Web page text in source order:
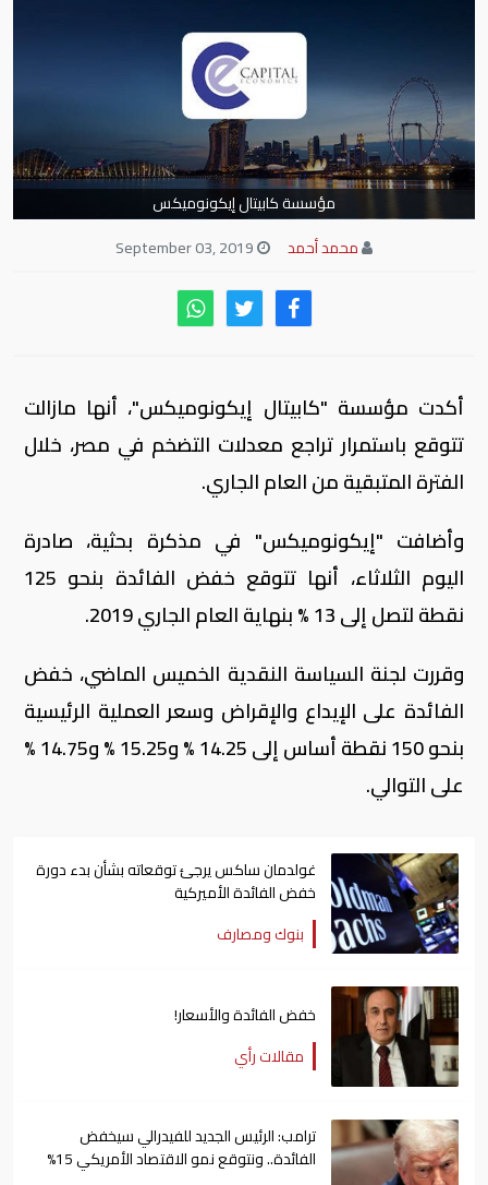
مؤسسة كابيتال إيكونوميكس
محمد أحمد
أكدت مؤسسة "كابيتال إيكونوميكس"، أنها مازالت
تتوقع باستمرار تراجع معدلات التضخم في مصر، خلال
الفترة المتبقية من العام الجاري.
وأضافت "إيكونوميكس" في مذكرة بحثية، صادرة
اليوم الثلاثاء، أنها تتوقع خفض الفائدة بنحو 125
نقطة لتصل إلى 13 % بنهاية العام الجاري 2019.
وقررت لجنة السياسة النقدية الخميس الماضي، خفض
الفائدة على الإيداع والإقراض وسعر العملية الرئيسية
بنحو 150 نقطة أساس إلى 14.25 % و15.25 % و14.75 %
على التوالي.
غولدمان ساكس يرجئ توقعاته بشأن بدء دورة
خفض الفائدة الأميركية
بنوك ومصارف
خفض الفائدة والأسعار!
مقالات رأي
ترامب: الرئيس الجديد للفيدرالي سيخفض
الفائدة.. ونتوقع نمو الاقتصاد الأمريكي 15%